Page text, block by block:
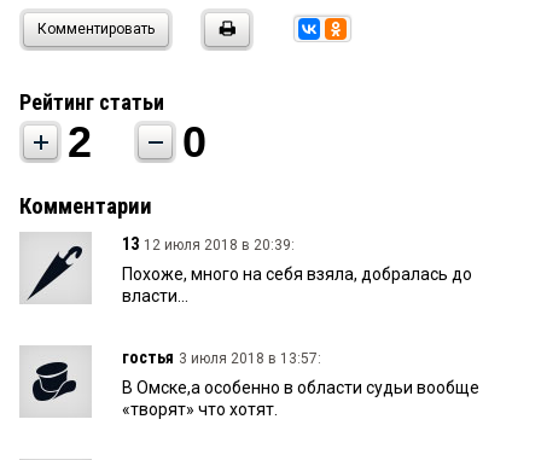
Комментировать
Рейтинг статьи
2 0
Комментарии
13 12 июля 2018 в 20:39:
Похоже, много на себя взяла, добралась до
власти...
гостья 3 июля 2018 в 13:57:
В Омске,а особенно в области судьи вообще
«творят» что хотят.